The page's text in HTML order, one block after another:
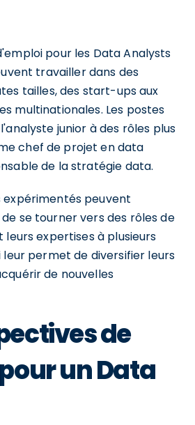
pour les Data Analysts
travailler dans des
tailles, des start-ups aux
multinationales. Les postes
junior à des rôles plus
chef de projet en data
de la stratégie data.
expérimentés peuvent
se tourner vers des rôles de
expertises à plusieurs
permet de diversifier leurs
de nouvelles
de
un Data